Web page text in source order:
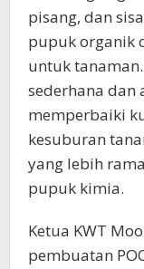
pisang, dan
pupuk organik
untuk
sederhana dan
memperbaiki
kesuburan
yang lebih
pupuk kimia.
Ketua KWT
pembuatan